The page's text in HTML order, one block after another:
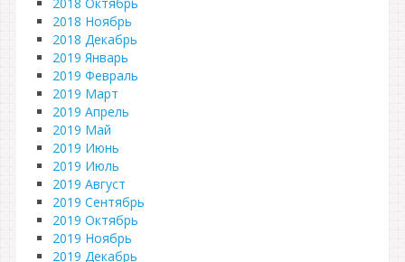
2018 Ноябрь
2018 Декабрь
2019 Январь
2019 Февраль
2019 Март
2019 Апрель
2019 Май
2019 Июнь
2019 Июль
2019 Август
2019 Сентябрь
2019 Октябрь
2019 Ноябрь
2019 Декабрь